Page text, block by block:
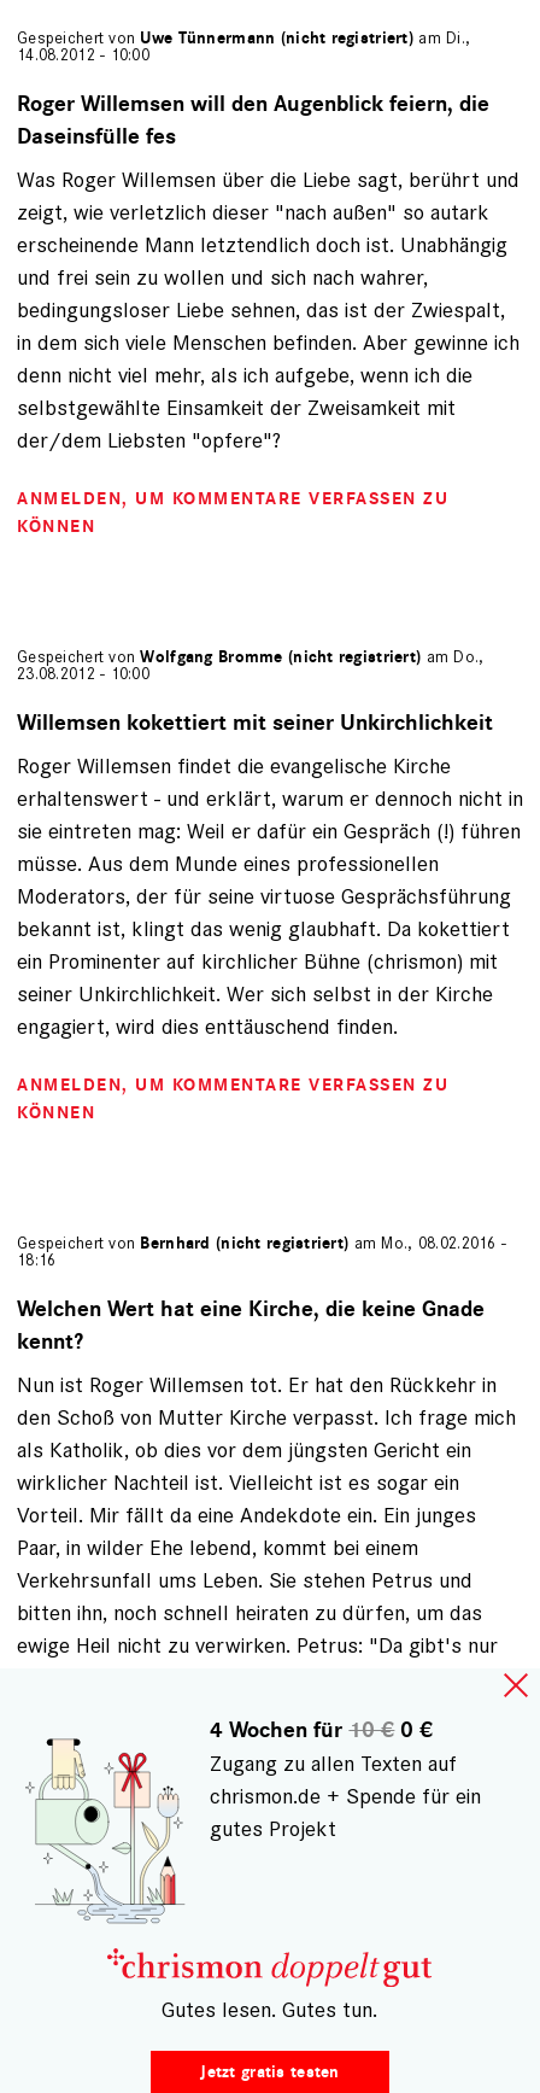
Gespeichert von Uwe Tünnermann (nicht registriert) am Di.,
14.08.2012 - 10:00
Roger Willemsen will den Augenblick feiern, die
Daseinsfülle fes
Was Roger Willemsen über die Liebe sagt, berührt und
zeigt, wie verletzlich dieser "nach außen" so autark
erscheinende Mann letztendlich doch ist. Unabhängig
und frei sein zu wollen und sich nach wahrer,
bedingungsloser Liebe sehnen, das ist der Zwiespalt,
in dem sich viele Menschen befinden. Aber gewinne ich
denn nicht viel mehr, als ich aufgebe, wenn ich die
selbstgewählte Einsamkeit der Zweisamkeit mit
der/dem Liebsten "opfere"?
ANMELDEN, UM KOMMENTARE VERFASSEN ZU
KÖNNEN
Gespeichert vonWolfgang Bromme (nicht registriert) am Do.,
23.08.2012 - 10:00
Willemsen kokettiert mit seiner Unkirchlichkeit
Roger Willemsen findet die evangelische Kirche
erhaltenswert - und erklärt, warum er dennoch nicht in
sie eintreten mag: Weil er dafür ein Gespräch (!) führen
müsse. Aus dem Munde eines professionellen
Moderators, der für seine virtuose Gesprächsführung
bekannt ist, klingt das wenig glaubhaft. Da kokettiert
ein Prominenter auf kirchlicher Bühne (chrismon) mit
seiner Unkirchlichkeit. Wer sich selbst in der Kirche
engagiert, wird dies enttäuschend finden.
ANMELDEN, UM KOMMENTARE VERFASSEN ZU
KÖNNEN
Gespeichert von Bernhard (nicht registriert) am Mo., 08.02.2016 -
18:16
Welchen Wert hat eine Kirche, die keine Gnade
kennt?
Nun ist Roger Willemsen tot. Er hat den Rückkehr in
den Schoß von Mutter Kirche verpasst. Ich frage mich
als Katholik, ob dies vor dem jüngsten Gericht ein
wirklicher Nachteil ist. Vielleicht ist es sogar ein
Vorteil. Mir fällt da eine Andekdote ein. Ein junges
Paar, in wilder Ehe lebend, kommt bei einem
Verkehrsunfall ums Leben. Sie stehen Petrus und
bitten ihn, noch schnell heiraten zu dürfen, um das
ewige Heil nicht zu verwirken. Petrus: "Da gibt's nur
Lebenslügen der irdischen Institutionen so treffend
auf den Punkt bringt. Gerade der Protestantismus
zeichnet sich mitunter durch eine Ungnädigkeit aus, die
mit der Gnade Gottes wohl nur schwer in Einklang zu
bringen ist. Der Herr gebe Roger die ewige Ruhe! Das
ewige Licht leuchte ihm!
ANMELDEN, UM KOMMENTARE VERFASSEN ZU
4 Wochen für10 €0 €
Zugang zu allen Texten auf
chrismon.de + Spende für ein
gutes Projekt
– Gutes lesen. Gutes tun.
Jetzt gratis testen